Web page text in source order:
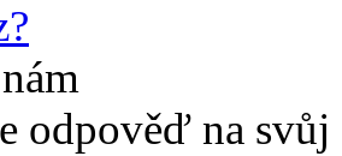
odpověď na